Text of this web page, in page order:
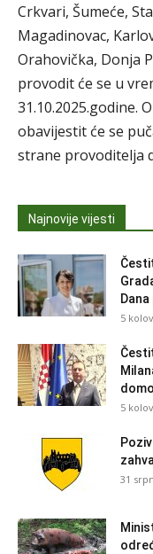
Crkvari, Šumeće,
Magadinovac,
Orahovička, Donja
provodit će se u
31.10.2025.godine.
obavijestit će se
strane provoditelja
Najnovije vijesti
5
5
31